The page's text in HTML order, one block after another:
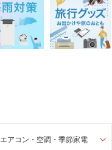
エアコン・空調・季節家電